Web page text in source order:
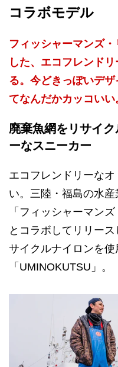
コラボモデル
フィッシャーマンズ
した、エコフレンド
る。今どきっぽいデ
てなんだかカッコいい
廃棄魚網をリサイ
ーなスニーカー
エコフレンドリーな
い。三陸・福島の水
「フィッシャーマン
とコラボしてリリー
サイクルナイロンを
「UMINOKUTSU」。